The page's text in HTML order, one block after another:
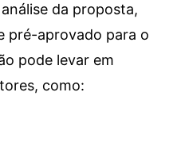
da proposta,
pré-aprovado para o
pode levar em
como: